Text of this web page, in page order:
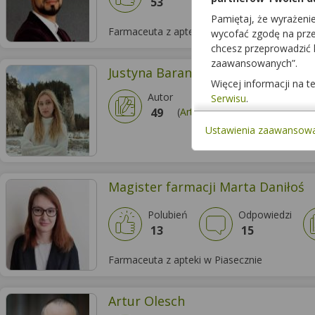
Farmaceuta z apteki w Łodzi
Justyna Baran
Autor
49 (Artykułów)
Magister farmacji Marta Daniłoś
Polubień
13
Odpowiedzi
15
Farmaceuta z apteki w Piasecznie
Artur Olesch
Pamiętaj, że
wycofać zgodę na
chcesz
zaawansowanych”.
Więcej informacji na
Serwisu.
Ustawienia